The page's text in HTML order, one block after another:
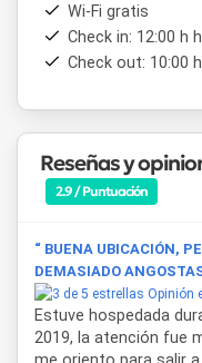
Wi-Fi gratis
Check in: 12:00 h
Check out: 10:00 h
Reseñas y
2.9 / Puntuación
“ BUENA UBICACIÓN,
DEMASIADO
Opinión
Estuve hospedada
2019, la atención fue